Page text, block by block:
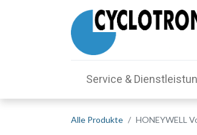
Service &
Alle Produkte HONEYWELL